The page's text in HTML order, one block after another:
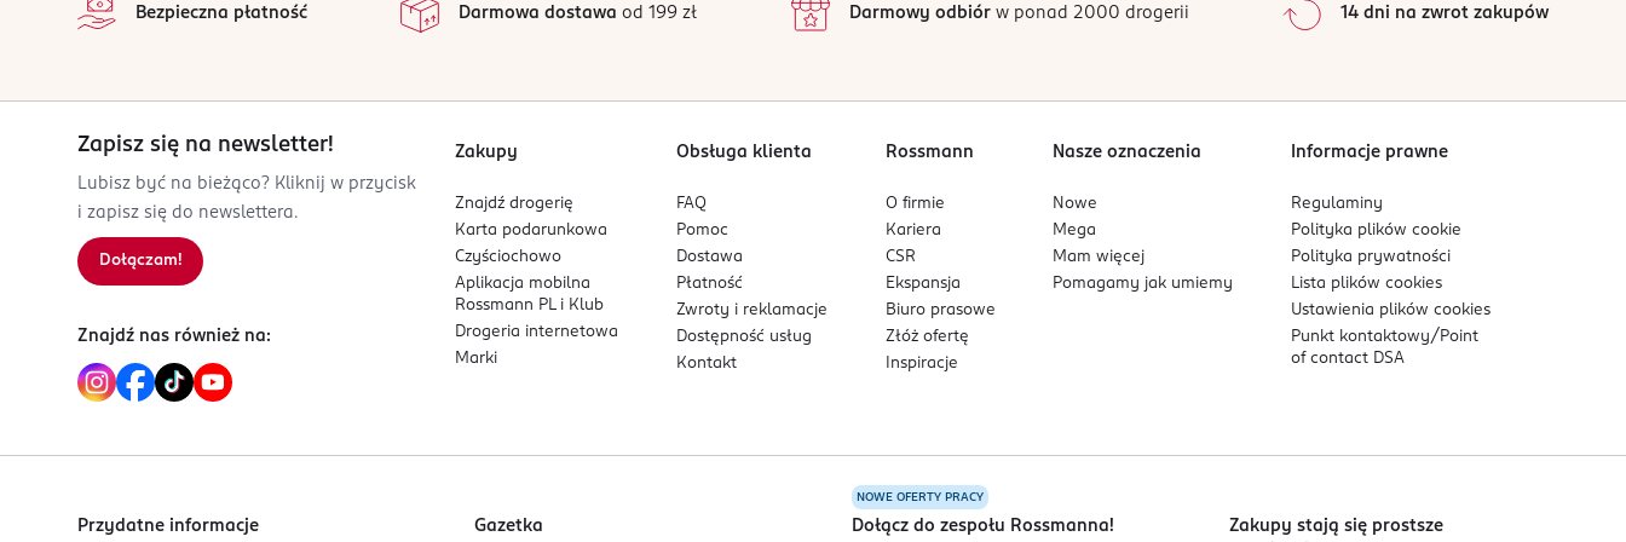
OSTRZEŻENIA DOTYCZĄCE BEZPIECZEŃSTWA
Wyrzucać całkowicie opróżnione opakowanie.
Chronić przed przypadkowym zabrudzeniem skórę, odzież, biżuterię, meble, ściany itp.
Prosimy przeczytać instrukcje i przestrzegać ich.
Unikać kontaktu z oczami. W przypadku dostania się preparatu do oczu natychmiast przepłukać je wodą.
Bezpieczna płatność Darmowa dostawa od 199 zł Darmowy odbiórw ponad 2000 drogerii 14 dni na zwrot zakupów
Zapisz się na newsletter!
Lubisz być na bieżąco? Kliknij w przycisk
i zapisz się do newslettera.
Dołączam!
Znajdź nas również na:
Zakupy
Znajdź drogerię
Karta podarunkowa
Czyściochowo
Aplikacja mobilna
Rossmann PL i Klub
Drogeria internetowa
Marki
Obsługa klienta
FAQ
Pomoc
Dostawa
Płatność
Zwroty i reklamacje
Dostępność usług
Kontakt
Rossmann
O firmie
Kariera
CSR
Ekspansja
Biuro prasowe
Złóż ofertę
Inspiracje
Nasze oznaczenia
Nowe
Mega
Mam więcej
Pomagamy jak umiemy
Informacje prawne
Regulaminy
Polityka plikówcookie
Polityka prywatności
Lista plikówcookies
Ustawienia plikówcookies
Punkt kontaktowy/ Point
of contact DSA
Przydatne informacje Gazetka
NOWE OFERTY PRACY
Dołącz do zespołu Rossmanna! Zakupy stają się prostsze